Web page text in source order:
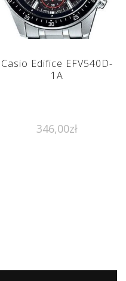
Casio Edifice EFV540D-
1A
346,00zł